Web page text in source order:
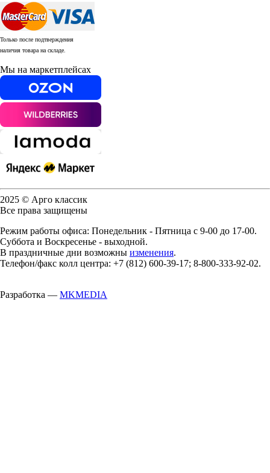
Только после подтверждения
наличия товара на складе.
Мы на маркетплейсах
2025 © Арго классик
Все права защищены
Режим работы офиса: Понедельник - Пятница с 9-00 до 17-00.
Суббота и Воскресенье - выходной.
В праздничные дни возможны изменения.
Телефон/факс колл центра: +7 (812) 600-39-17; 8-800-333-92-02.
Разработка — MKMEDIA